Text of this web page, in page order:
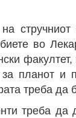
во
планот и
треба да
треба да